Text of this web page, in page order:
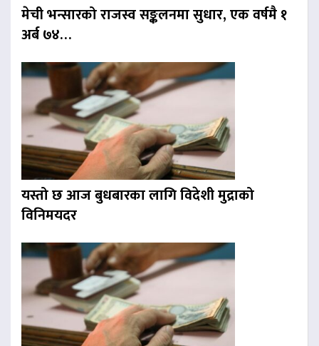
मेची भन्सारको राजस्व सङ्कलनमा सुधार, एक वर्षमै १
अर्ब ७४…
यस्तो छ आज बुधबारका लागि विदेशी मुद्राको
विनिमयदर